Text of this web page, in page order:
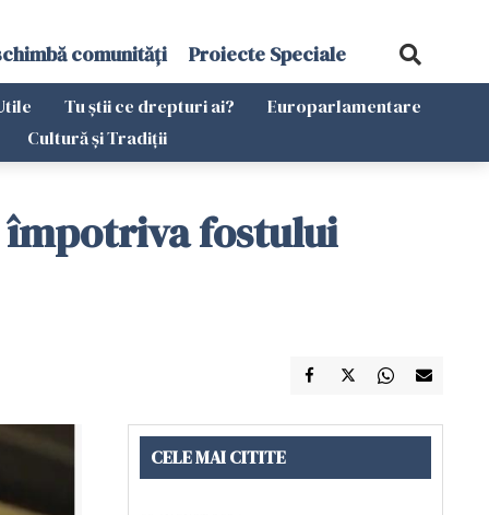
comunități Proiecte Speciale
Tu știi ce drepturi ai?
Europarlamentare
Cultură și Tradiții
împotriva fostului
CELE MAI CITITE